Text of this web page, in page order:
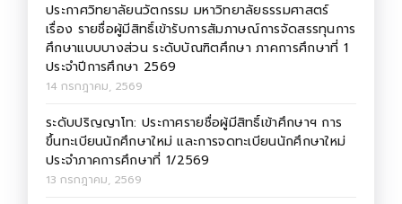
ประกาศวิทยาลัยนวัตกรรม มหาวิทยาลัยธรรมศาสตร์
เรื่อง รายชื่อผู้มีสิทธิ์เข้ารับการสัมภาษณ์การจัดสรรทุนการ
ศึกษาแบบบางส่วน ระดับบัณฑิตศึกษา ภาคการศึกษาที่ 1
ประจำปีการศึกษา 2569
14 กรกฎาคม, 2569
ระดับปริญญาโท: ประกาศรายชื่อผู้มีสิทธิ์เข้าศึกษาฯ การ
ขึ้นทะเบียนนักศึกษาใหม่ และการจดทะเบียนนักศึกษาใหม่
ประจำภาคการศึกษาที่ 1/2569
13 กรกฎาคม, 2569